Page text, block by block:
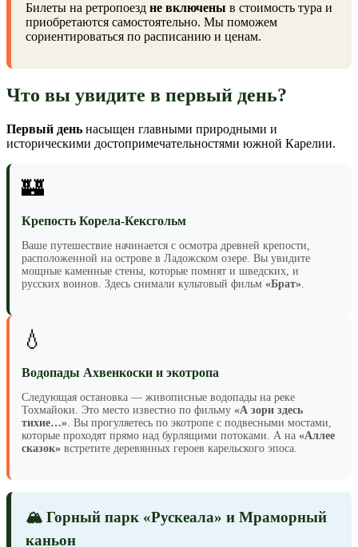
Билеты на ретропоезд не включены в стоимость тура и
приобретаются самостоятельно. Мы поможем
сориентироваться по расписанию и ценам.
Что вы увидите в первый день?
Первый день насыщен главными природными и
историческими достопримечательностями южной Карелии.
🏰
Крепость Корела-Кексгольм
Ваше путешествие начинается с осмотра древней крепости,
расположенной на острове в Ладожском озере. Вы увидите
мощные каменные стены, которые помнят и шведских, и
русских воинов. Здесь снимали культовый фильм «Брат».
💧
Водопады Ахвенкоски и экотропа
Следующая остановка — живописные водопады на реке
Тохмайоки. Это место известно по фильму «А зори здесь
тихие…». Вы прогуляетесь по экотропе с подвесными мостами,
которые проходят прямо над бурлящими потоками. А на «Аллее
сказок» встретите деревянных героев карельского эпоса.
🏔️ Горный парк «Рускеала» и Мраморный
каньон